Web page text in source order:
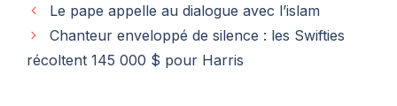
Le pape appelle au dialogue avec l’islam
Chanteur enveloppé de silence : les Swifties
récoltent 145 000 $ pour Harris